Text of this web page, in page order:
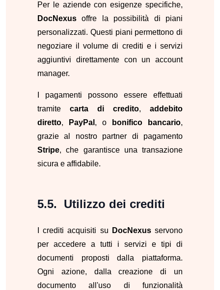
Per le aziende con esigenze specifiche,
DocNexus offre la possibilità di piani
personalizzati. Questi piani permettono di
negoziare il volume di crediti e i servizi
aggiuntivi direttamente con un account
manager.
I pagamenti possono essere effettuati
tramite carta di credito, addebito
diretto, PayPal , o bonifico bancario,
grazie al nostro partner di pagamento
Stripe, che garantisce una transazione
sicura e affidabile.
Utilizzo dei crediti
I crediti acquisiti su DocNexusservono
per accedere a tutti i servizi e tipi di
documenti proposti dalla piattaforma.
Ogni azione, dalla creazione di un
documento all'uso di funzionalità